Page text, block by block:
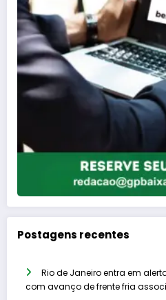
Postagens recentes
Rio de Janeiro entra em
com avanço de frente fria